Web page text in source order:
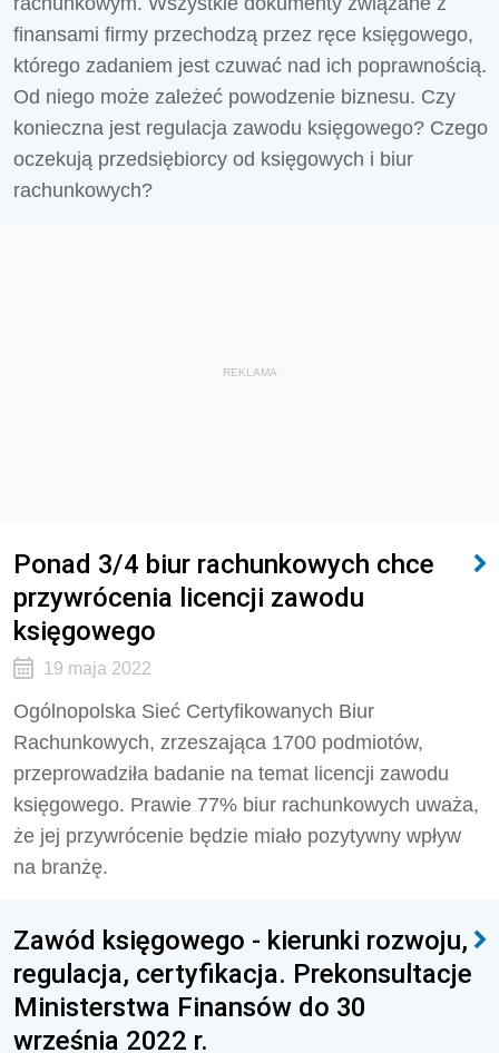
finansami firmy przechodzą przez ręce księgowego,
którego zadaniem jest czuwać nad ich poprawnością.
Od niego może zależeć powodzenie biznesu. Czy
konieczna jest regulacja zawodu księgowego? Czego
oczekują przedsiębiorcy od księgowych i biur
rachunkowych?
REKLAMA
Ponad 3/4 biur rachunkowych chce
przywrócenia licencji zawodu
księgowego
19 maja 2022
Ogólnopolska Sieć Certyfikowanych Biur
Rachunkowych, zrzeszająca 1700 podmiotów,
przeprowadziła badanie na temat licencji zawodu
księgowego. Prawie 77% biur rachunkowych uważa,
że jej przywrócenie będzie miało pozytywny wpływ
na branżę.
Zawód księgowego - kierunki rozwoju,
regulacja, certyfikacja. Prekonsultacje
Ministerstwa Finansów do 30
września 2022 r.